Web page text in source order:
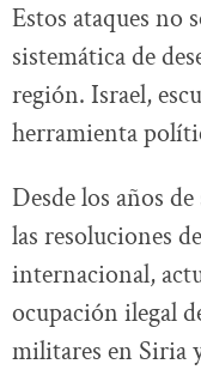
Estos ataques no
sistemática de
región. Israel,
herramienta
Desde los años
las resoluciones
internacional,
ocupación ilegal
militares en Siria